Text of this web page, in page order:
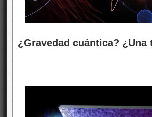
¿Gravedad cuántica?